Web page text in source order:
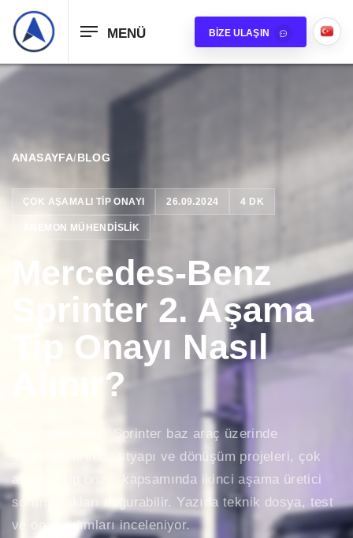
MENÜ BIZE ULAŞIN
ANASAYFA/BLOG
ÇOK AŞAMALI TIP ONAYI 26.09.2024 4 DK
ANEMON MÜHENDISLIK
Mercedes-Benz
Sprinter 2. Aşama
Tip Onayı Nasıl
Alınır?
Mercedes-Benz Sprinter baz araç üzerinde
gerçekleştirilen üstyapı ve dönüşüm projeleri, çok
aşamalı tip onayı kapsamında ikinci aşama üretici
sorumlulukları doğurabilir. Yazıda teknik dosya, test
ve onay adımları inceleniyor.